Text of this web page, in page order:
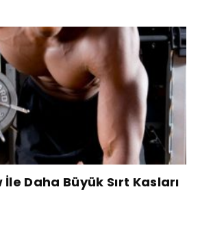
Daha Büyük Sırt Kasları